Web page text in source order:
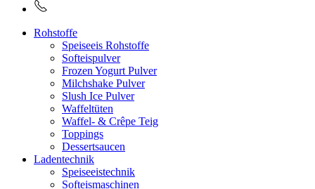
Rohstoffe
Speiseeis Rohstoffe
Softeispulver
Frozen Yogurt Pulver
Milchshake Pulver
Slush Ice Pulver
Waffeltüten
Waffel- & Crêpe Teig
Toppings
Dessertsaucen
Ladentechnik
Speiseeistechnik
Softeismaschinen